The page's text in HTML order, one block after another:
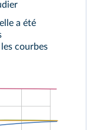
a été
courbes